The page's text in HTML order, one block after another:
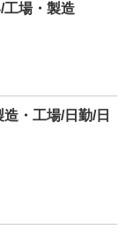
工場・製造
・工場/日勤/日